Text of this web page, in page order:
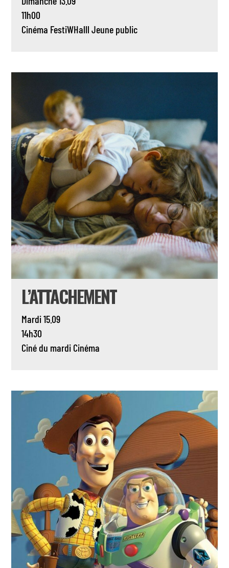
11h00
Cinéma FestiWHalll Jeune public
L’ATTACHEMENT
Mardi 15.09
14h30
Ciné du mardi Cinéma